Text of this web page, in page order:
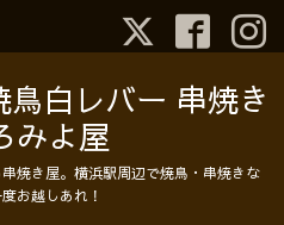
鳥白レバー 串焼き
みよ屋
焼き屋。横浜駅周辺で焼鳥・串焼きな
お越しあれ！